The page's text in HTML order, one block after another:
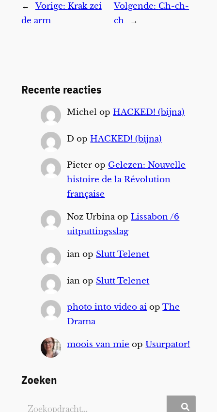
← Vorige: Krak zei
de arm
Volgende: Ch-ch-
ch
→
Recente reacties
Michel opHACKED! (bijna)
D opHACKED! (bijna)
Pieter op Gelezen: Nouvelle
histoire de la Révolution
française
Noz UrbinaopLissabon /6
uitputtingsslag
ian op Slutt Telenet
ian op Slutt Telenet
photo into video ai opThe
Drama
moois van mie opUsurpator!
Zoeken